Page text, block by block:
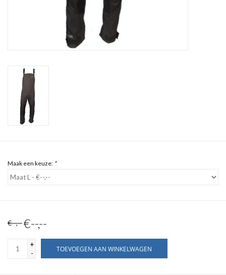
Maak een keuze: *
€--,--€--,--
+
-
TOEVOEGEN AAN WINKELWAGEN